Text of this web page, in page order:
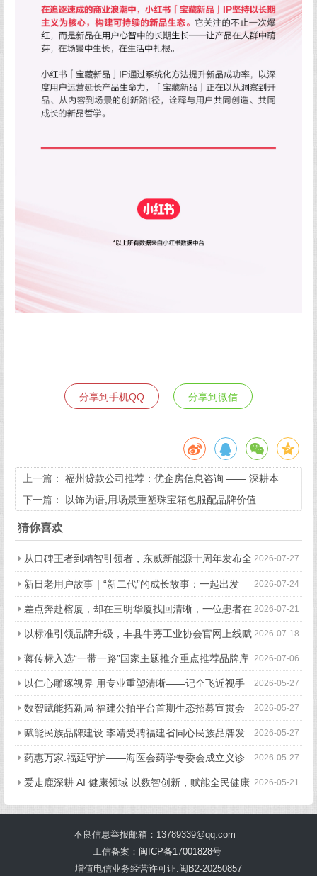
分享到手机QQ 分享到微信
上一篇： 福州贷款公司推荐：优企房信息咨询 —— 深耕本
土、专业助贷，为企业个人破解资金困局
下一篇： 以饰为语,用场景重塑珠宝箱包服配品牌价值
猜你喜欢
2026-07-27
从口碑王者到精智引领者，东威新能源十周年发布全
新品牌战略 2026-07-24
新日老用户故事｜“新二代”的成长故事：一起出发
的“移动伙伴” 2026-07-21
差点奔赴榕厦，却在三明华厦找回清晰，一位患者在
三明华厦的真实就诊手记 2026-07-18
以标准引领品牌升级，丰县牛蒡工业协会官网上线赋
能产业全链条高质量发展 2026-07-06
蒋传标入选“一带一路”国家主题推介重点推荐品牌库
2026-05-27
以仁心雕琢视界 用专业重塑清晰——记全飞近视手
术首席带教专家赵军 2026-05-27
数智赋能拓新局 福建公拍平台首期生态招募宣贯会
成功举办 2026-05-27
赋能民族品牌建设 李靖受聘福建省同心民族品牌发
展研究院高级顾问 2026-05-27
药惠万家.福延守护——海医会药学专委会成立义诊
暨母亲节慰问活动在福州举行 2026-05-21
爱走鹿深耕 AI 健康领域 以数智创新，赋能全民健康
不良信息举报邮箱：13789339@qq.com
工信备案： 闽ICP备17001828号
增值电信业务经营许可证:闽B2-20250857